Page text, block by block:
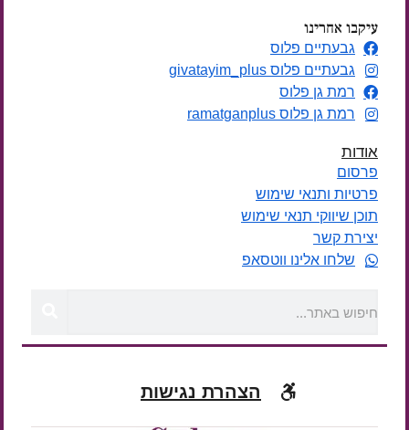
עיקבו אחרינו
גבעתיים פלוס
גבעתיים פלוס givatayim_plus
רמת גן פלוס
רמת גן פלוס ramatganplus
אודות
פרסום
פרטיות ותנאי שימוש
תוכן שיווקי תנאי שימוש
יצירת קשר
שלחו אלינו ווטסאפ
הצהרת נגישות